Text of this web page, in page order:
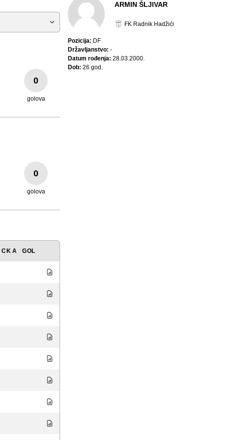
0
golova
0
golova
CK A GOL
ARMIN ŠLJIVAR
FK Radnik Hadžići
Pozicija: DF
Državljanstvo: -
Datum rođenja: 28.03.2000.
Dob: 26 god.